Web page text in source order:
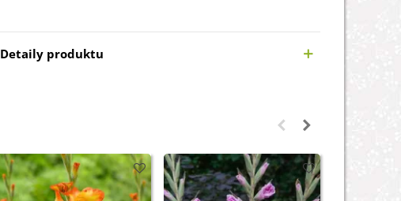
Detaily produktu